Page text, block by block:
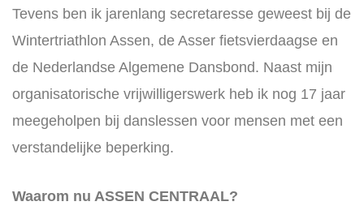
Tevens ben ik jarenlang secretaresse geweest bij de
Wintertriathlon Assen, de Asser fietsvierdaagse en
de Nederlandse Algemene Dansbond. Naast mijn
organisatorische vrijwilligerswerk heb ik nog 17 jaar
meegeholpen bij danslessen voor mensen met een
verstandelijke beperking.
Waarom nu ASSEN CENTRAAL?